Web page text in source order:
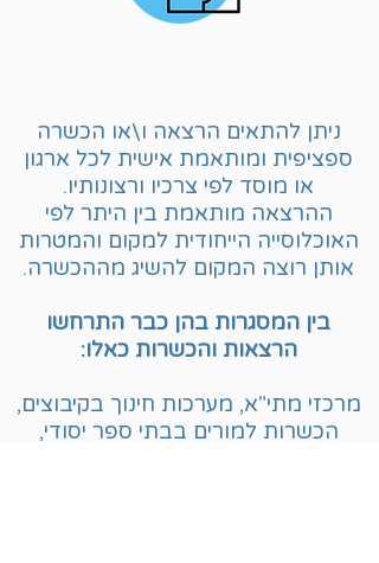
ניתן להתאים הרצאה ו\או הכשרה
ספציפית ומותאמת אישית לכל ארגון
או מוסד לפי צרכיו ורצונותיו.
ההרצאה מותאמת בין היתר לפי
האוכלוסייה הייחודית למקום והמטרות
אותן רוצה המקום להשיג מההכשרה.
בין המסגרות בהן כבר התרחשו
הרצאות והכשרות כאלו:
מרכזי מתי"א, מערכות חינוך בקיבוצים,
הכשרות למורים בבתי ספר יסודי,